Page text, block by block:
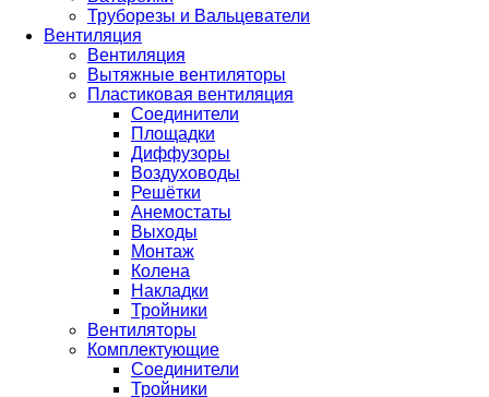
Труборезы и Вальцеватели
Вентиляция
Вентиляция
Вытяжные вентиляторы
Пластиковая вентиляция
Соединители
Площадки
Диффузоры
Воздуховоды
Решётки
Анемостаты
Выходы
Монтаж
Колена
Накладки
Тройники
Вентиляторы
Комплектующие
Соединители
Тройники